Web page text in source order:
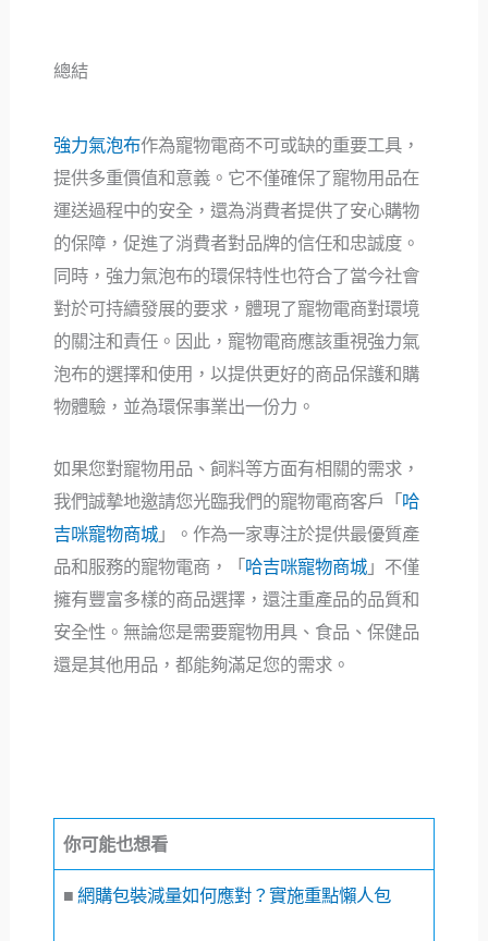
總結
強力氣泡布作為寵物電商不可或缺的重要工具，
提供多重價值和意義。它不僅確保了寵物用品在
運送過程中的安全，還為消費者提供了安心購物
的保障，促進了消費者對品牌的信任和忠誠度。
同時，強力氣泡布的環保特性也符合了當今社會
對於可持續發展的要求，體現了寵物電商對環境
的關注和責任。因此，寵物電商應該重視強力氣
泡布的選擇和使用，以提供更好的商品保護和購
物體驗，並為環保事業出一份力。
如果您對寵物用品、飼料等方面有相關的需求，
我們誠摯地邀請您光臨我們的寵物電商客戶「哈
吉咪寵物商城」。作為一家專注於提供最優質產
品和服務的寵物電商，「哈吉咪寵物商城」不僅
擁有豐富多樣的商品選擇，還注重產品的品質和
安全性。無論您是需要寵物用具、食品、保健品
還是其他用品，都能夠滿足您的需求。
你可能也想看
■網購包裝減量如何應對？實施重點懶人包